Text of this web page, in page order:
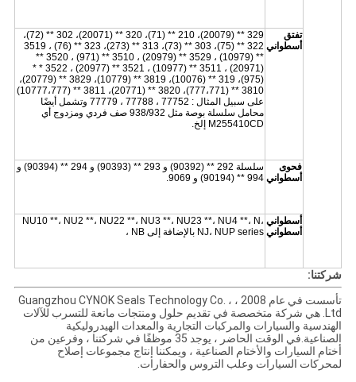
تفتق
أسطواني
329 ** (20079)، 210 ** (71)، 320 ** (20071)، 302 ** (72)،
322 ** (75)، 303 ** (73)، 313 ** (273)، 323 ** (76) ، 3519
** (10979) ، 3529 ** (20979) ، 3510 ** (971) ، 3520 **
(20971) ، 3511 ** (10977) ، 3521 ** (20977) ، 3522 * *
(975)، 319 ** (10076)، 3819 ** (10779)، 3829 ** (20779)،
3810 ** (777،771)، 3820 ** (20771)، 3811 ** (10777،777)
على سبيل المثال : 77752 ، 77788 ، 77779 وتشمل أيضًا
محامل سلسلة بوصة مثل 938/932 صف فردي ومزدوج أي
M255410CD إلخ.
فحوى
أسطواني
سلسلة 292 ** (90392) و 293 ** (90393) و 294 ** (90394) و
994 ** (90194) و 9069.
أسطواني
أسطواني
NU10 **، NU2 **، NU22 **، NU3 **، NU23 **، NU4 **، N،
NJ، NUP series بالإضافة إلى NB ،
شركتنا:
تأسست في عام 2008 ، Guangzhou CYNOK Seals Technology Co. ،
Ltd. هي شركة متخصصة في تقديم حلول ومنتجات مانعة للتسرب للآلات
الهندسية والسيارات والمركبات التجارية والمعدات الهيدروليكية
الصناعية.في الوقت الحاضر ، يوجد 35 موظفًا في شركتنا ، وفرعين من
أختام السيارات والأختام الصناعية ، ويمكننا إنتاج مجموعات إصلاح
لمحركات السيارات وعلب التروس والحفارات.